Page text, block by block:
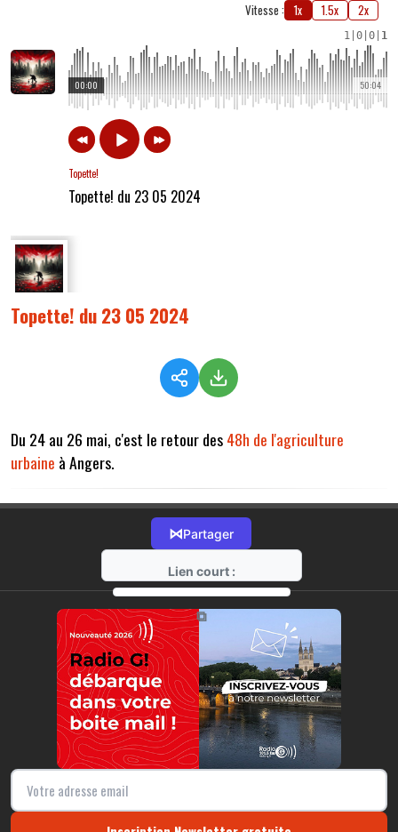
Vitesse : 1x 1.5x 2x
1 0 0 1
50:04
00:00
Topette!
Topette! du 23 05 2024
Topette! du 23 05 2024
Du 24 au 26 mai, c'est le retour des48h de l'agriculture
urbaine à Angers.
⋈Partager
Lien court :
https://radio-g.fr?14868
⧉